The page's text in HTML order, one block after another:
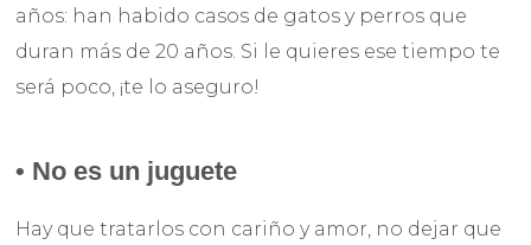
años: han habido casos de gatos y perros que
duran más de 20 años. Si le quieres ese tiempo te
será poco, ¡te lo aseguro!
• No es un juguete
Hay que tratarlos con cariño y amor, no dejar que